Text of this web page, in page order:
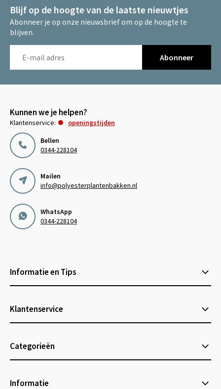
Blijf op de hoogte van de laatste nieuwtjes
Abonneer je op onze nieuwsbrief om op de hoogte te
blijven.
Abonneer
Kunnen we je helpen?
Klantenservice:
openingstijden
Bellen
0344-228104
Mailen
info@polyesterplantenbakken.nl
WhatsApp
0344-228104
Informatie en Tips
Klantenservice
Categorieën
Informatie